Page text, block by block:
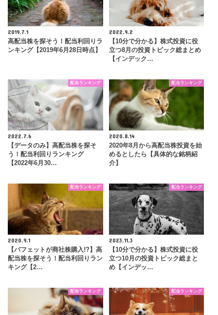
2019.7.1
高配当株を探そう！配当利回りラ
ンキング【2019年6月28日時点】
2022.9.2
【10分で分かる】株式投資に役
立つ8月の投資トピック総まとめ
【インデック…
配当ランキング
2022.7.6
【データのみ】高配当株を探そ
う！配当利回りランキング
【2022年6月30…
配当ランキング
2020.8.14
2020年8月から高配当株投資を始
めるとしたら【具体的な銘柄紹
介】
配当ランキング
2020.9.1
【バフェットが商社株購入!?】高
配当株を探そう！配当利回りラン
キング【2…
配当ランキング
2023.11.3
【10分で分かる】株式投資に役
立つ10月の投資トピック総まと
め【インデッ…
配当ランキング 配当ランキング